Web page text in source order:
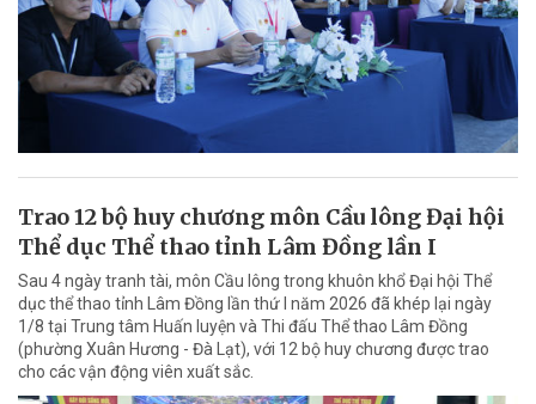
Trao 12 bộ huy chương môn Cầu lông Đại hội
Thể dục Thể thao tỉnh Lâm Đồng lần I
Sau 4 ngày tranh tài, môn Cầu lông trong khuôn khổ Đại hội Thể
dục thể thao tỉnh Lâm Đồng lần thứ I năm 2026 đã khép lại ngày
1/8 tại Trung tâm Huấn luyện và Thi đấu Thể thao Lâm Đồng
(phường Xuân Hương - Đà Lạt), với 12 bộ huy chương được trao
cho các vận động viên xuất sắc.